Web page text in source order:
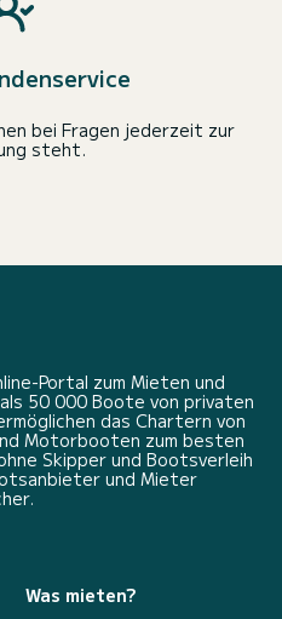
bei Fragen jederzeit zur
steht.
Portal zum Mieten und
50 000 Boote von privaten
das Chartern von
Motorbooten zum besten
Skipper und Bootsverleih
und Mieter
Was mieten?